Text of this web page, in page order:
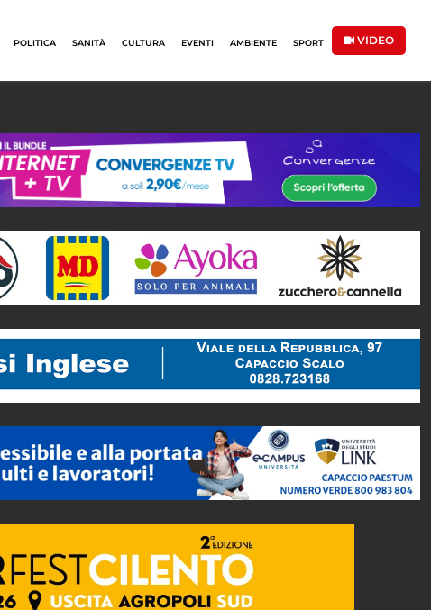
POLITICA SANITÀ CULTURA EVENTI AMBIENTE SPORT VIDEO